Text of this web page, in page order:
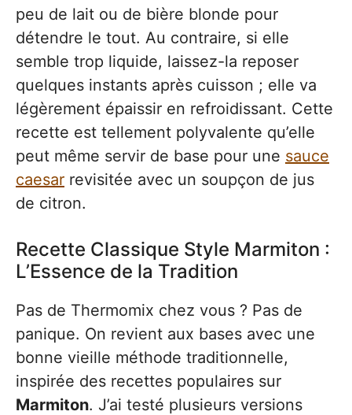
peu de lait ou de bière blonde pour
détendre le tout. Au contraire, si elle
semble trop liquide, laissez-la reposer
quelques instants après cuisson ; elle va
légèrement épaissir en refroidissant. Cette
recette est tellement polyvalente qu’elle
peut même servir de base pour une sauce
caesar revisitée avec un soupçon de jus
de citron.
Recette Classique Style Marmiton :
L’Essence de la Tradition
Pas de Thermomix chez vous ? Pas de
panique. On revient aux bases avec une
bonne vieille méthode traditionnelle,
inspirée des recettes populaires sur
Marmiton. J’ai testé plusieurs versions